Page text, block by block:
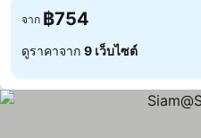
จาก ฿754
ดูราคาจาก 9 เว็บไซต์